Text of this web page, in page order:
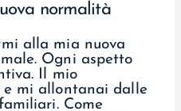
normalità
alla mia nuova
Ogni aspetto
Il mio
mi allontanai dalle
Come